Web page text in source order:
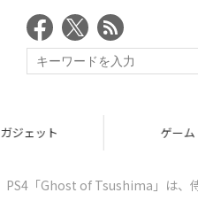
ガジェット ゲーム
PS4「Ghost of Tsushima」は、